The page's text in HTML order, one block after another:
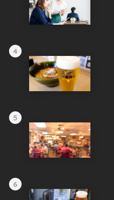
4
5
6